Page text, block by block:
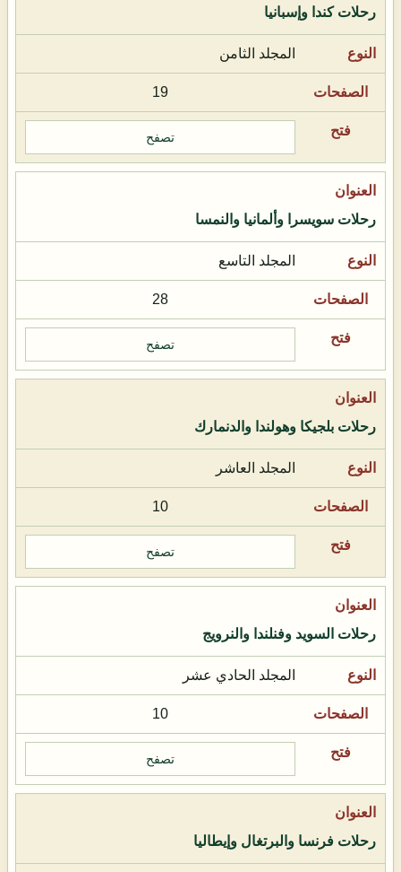
رحلات كندا وإسبانيا
المجلد الثامن
19
تصفح
رحلات سويسرا وألمانيا والنمسا
المجلد التاسع
28
تصفح
رحلات بلجيكا وهولندا والدنمارك
المجلد العاشر
10
تصفح
رحلات السويد وفنلندا والنرويج
المجلد الحادي عشر
10
تصفح
رحلات فرنسا والبرتغال وإيطاليا